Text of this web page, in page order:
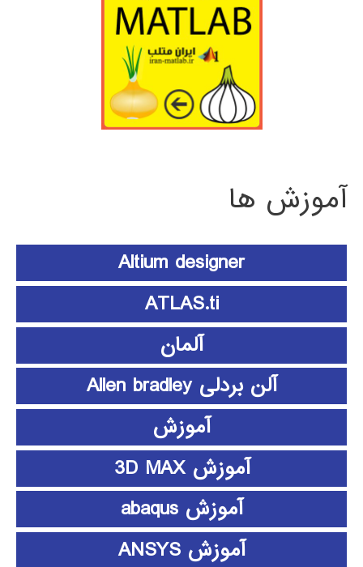
آموزش ها
Altium designer
ATLAS.ti
آلمان
آلن بردلی Allen bradley
آموزش
آموزش 3D MAX
آموزش abaqus
آموزش ANSYS